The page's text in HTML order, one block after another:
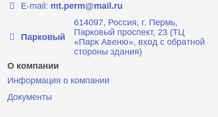
E-mail: mt.perm@mail.ru
Парковый
614097, Россия, г. Пермь,
Парковый проспект, 23 (ТЦ
«Парк Авеню», вход с обратной
стороны здания)
О компании
Информация о компании
Документы